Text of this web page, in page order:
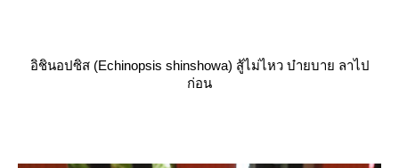
อิชินอปซิส (Echinopsis shinshowa) สู้ไม่ไหว บ๋ายบาย ลาไป
ก่อน